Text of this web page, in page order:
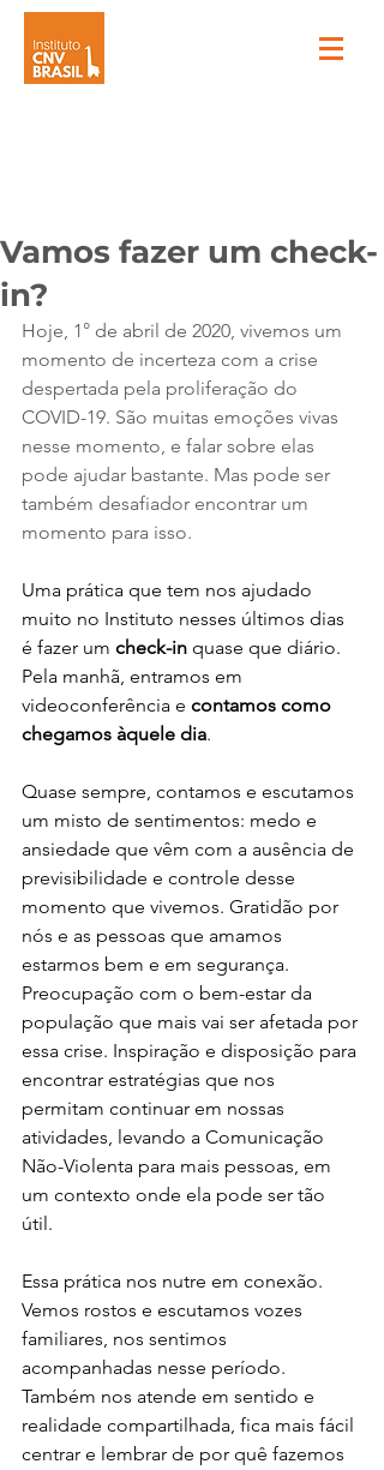
Vamos fazer um check-
in?
Hoje, 1° de abril de 2020, vivemos um
momento de incerteza com a crise
despertada pela proliferação do
COVID-19. São muitas emoções vivas
nesse momento, e falar sobre elas
pode ajudar bastante. Mas pode ser
também desafiador encontrar um
momento para isso.
Uma prática que tem nos ajudado
muito no Instituto nesses últimos dias
é fazer um check-in quase que diário.
Pela manhã, entramos em
videoconferência e contamos como
chegamos àquele dia.
Quase sempre, contamos e escutamos
um misto de sentimentos: medo e
ansiedade que vêm com a ausência de
previsibilidade e controle desse
momento que vivemos. Gratidão por
nós e as pessoas que amamos
estarmos bem e em segurança.
Preocupação com o bem-estar da
população que mais vai ser afetada por
essa crise. Inspiração e disposição para
encontrar estratégias que nos
permitam continuar em nossas
atividades, levando a Comunicação
Não-Violenta para mais pessoas, em
um contexto onde ela pode ser tão
útil.
Essa prática nos nutre em conexão.
Vemos rostos e escutamos vozes
familiares, nos sentimos
acompanhadas nesse período.
Também nos atende em sentido e
realidade compartilhada, fica mais fácil
centrar e lembrar de por quê fazemos